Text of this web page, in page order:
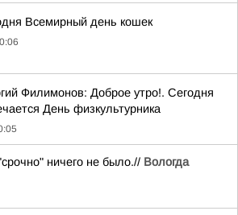
Всемирный день кошек
Филимонов: Доброе утро!. Сегодня
День физкультурника
ничего не было.// Вологда